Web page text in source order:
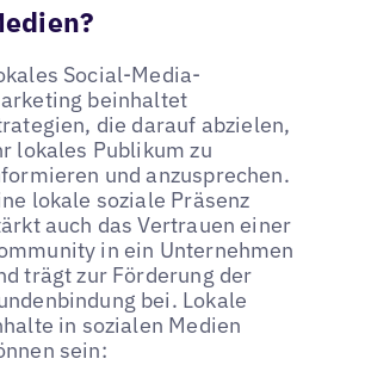
Social-Media-
beinhaltet
die darauf abzielen,
lokales Publikum zu
und anzusprechen.
lokale soziale Präsenz
auch das Vertrauen einer
in ein Unternehmen
trägt zur Förderung der
bei. Lokale
in sozialen Medien
sein: